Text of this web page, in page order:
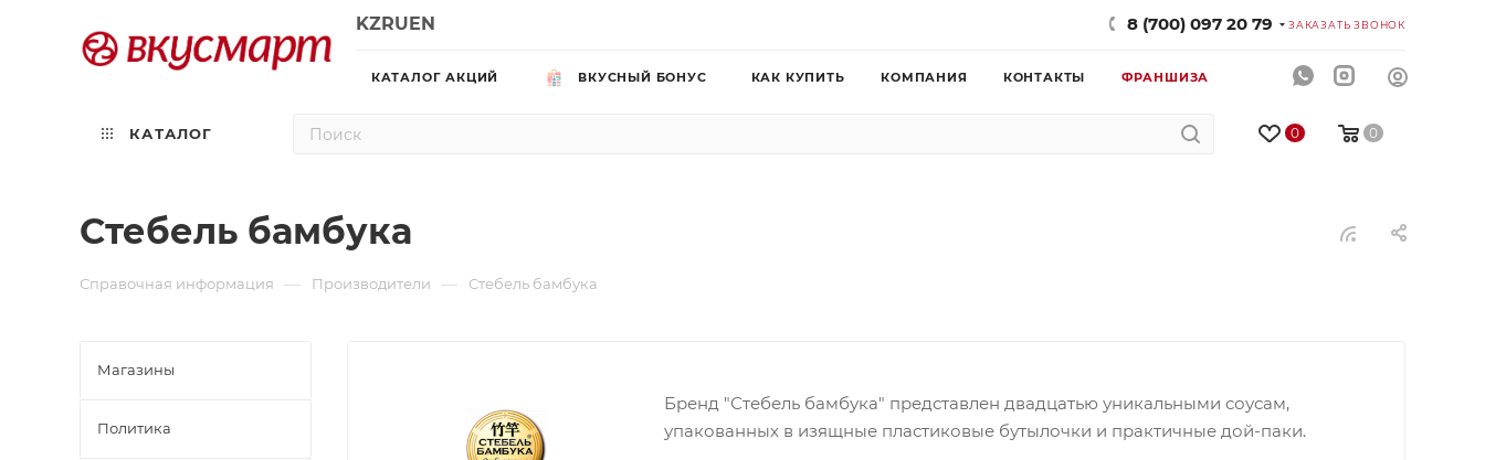
KZRUEN 8 (700) 097 20 79 ЗАКАЗАТЬ ЗВОНОК
КАТАЛОГ АКЦИЙ ВКУСНЫЙ БОНУС КАК КУПИТЬ КОМПАНИЯ КОНТАКТЫ ФРАНШИЗА
0 0
КАТАЛОГ
Стебель бамбука
Справочная информация — Производители — Стебель бамбука
Бренд "Стебель бамбука" представлен двадцатью уникальными соусам,
упакованных в изящные пластиковые бутылочки и практичные дой-паки.
Магазины
Политика